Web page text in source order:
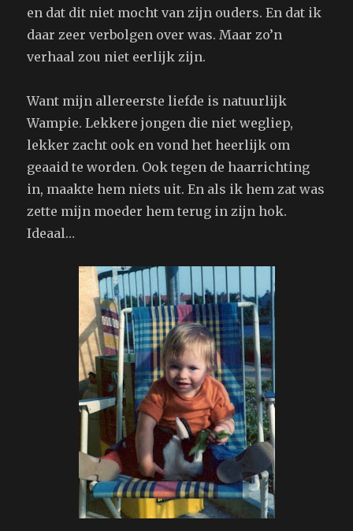
en dat dit niet mocht van zijn ouders. En dat ik
daar zeer verbolgen over was. Maar zo’n
verhaal zou niet eerlijk zijn.
Want mijn allereerste liefde is natuurlijk
Wampie. Lekkere jongen die niet wegliep,
lekker zacht ook en vond het heerlijk om
geaaid te worden. Ook tegen de haarrichting
in, maakte hem niets uit. En als ik hem zat was
zette mijn moeder hem terug in zijn hok.
Ideaal…